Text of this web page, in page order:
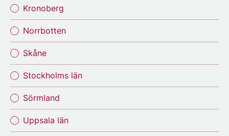
Kronoberg
Norrbotten
Skåne
Stockholms län
Sörmland
Uppsala län